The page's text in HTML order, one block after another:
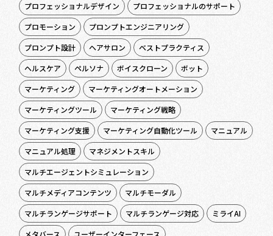
プロフェッショナルデザイン
プロフェッショナルのサポート
プロモーション
プロンプトエンジニアリング
プロンプト設計
ヘアサロン
ベストプラクティス
ヘルスケア
ペルソナ ボイスクローン
ボット
マーケティング
マーケティングオートメーション
マーケティングツール
マーケティング戦略
マーケティング支援
マーケティング自動化ツール
マニュアル
マニュアル処理
マネジメントスキル
マルチエージェントシミュレーション
マルチメディアコンテンツ
マルチモーダル
マルチランゲージサポート
マルチランゲージ対応
ミライAI
メタバース
ユーザーインターフェース